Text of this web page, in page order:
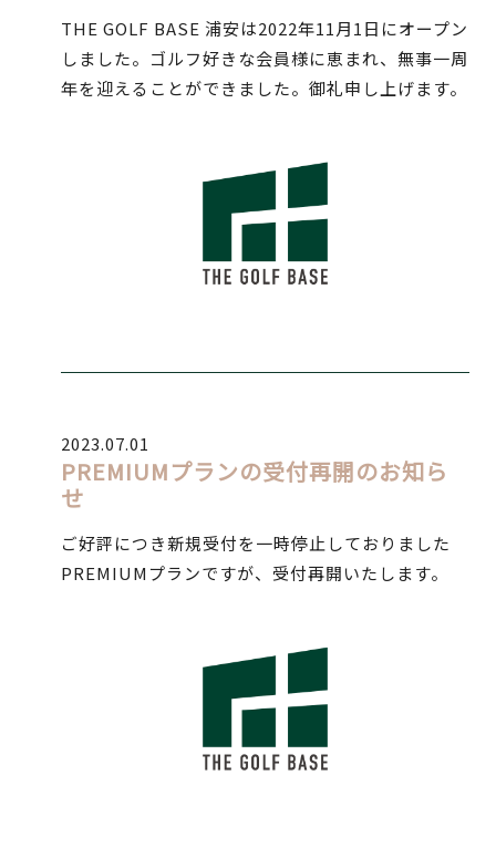
THE GOLF BASE 浦安は2022年11月1日にオープン
しました。ゴルフ好きな会員様に恵まれ、無事一周
年を迎えることができました。御礼申し上げます。
2023.07.01
PREMIUMプランの受付再開のお知ら
せ
ご好評につき新規受付を一時停止しておりました
PREMIUMプランですが、受付再開いたします。